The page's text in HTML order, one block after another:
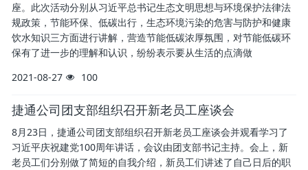
座。此次活动分别从习近平总书记生态文明思想与环境保护法律法
规政策，节能环保、低碳出行，生态环境污染的危害与防护和健康
饮水知识三方面进行讲解，营造节能低碳浓厚氛围，对节能低碳环
保有了进一步的理解和认识，纷纷表示要从生活的点滴做
2021-08-27
100
捷通公司团支部组织召开新老员工座谈会
8月23日，捷通公司团支部组织召开新老员工座谈会并观看学习了
习近平庆祝建党100周年讲话，会议由团支部书记主持。会上，新
老员工们分别做了简短的自我介绍，新员工们讲述了自己日后的职